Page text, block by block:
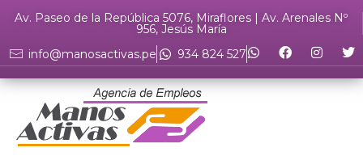
Av. Paseo de la República 5076, Miraflores | Av. Arenales Nº
956, Jesús María
info@manosactivas.pe
934 824 527